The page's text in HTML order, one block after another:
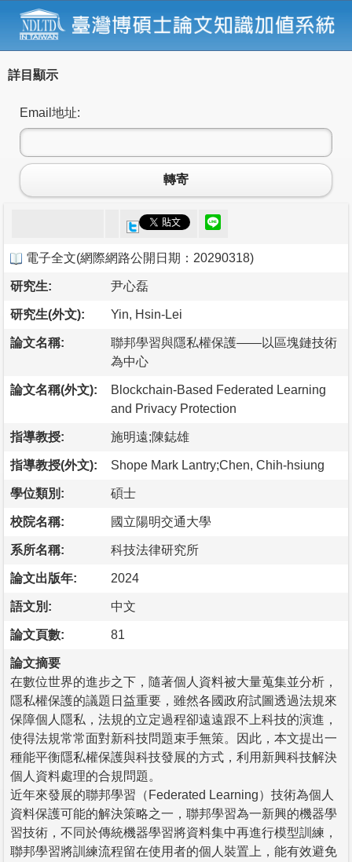
詳目顯示
Email地址:
轉寄
電子全文(網際網路公開日期：20290318)
研究生: 尹心磊
研究生(外文): Yin, Hsin-Lei
論文名稱:
聯邦學習與隱私權保護——以區塊鏈技術
為中心
論文名稱(外文):
Blockchain-Based Federated Learning
and Privacy Protection
指導教授: 施明遠;陳鋕雄
指導教授(外文): Shope Mark Lantry;Chen, Chih-hsiung
學位類別: 碩士
校院名稱: 國立陽明交通大學
系所名稱: 科技法律研究所
論文出版年: 2024
語文別: 中文
論文頁數: 81
論文摘要
在數位世界的進步之下，隨著個人資料被大量蒐集並分析，
隱私權保護的議題日益重要，雖然各國政府試圖透過法規來
保障個人隱私，法規的立定過程卻遠遠跟不上科技的演進，
使得法規常常面對新科技問題束手無策。因此，本文提出一
種能平衡隱私權保護與科技發展的方式，利用新興科技解決
個人資料處理的合規問題。
近年來發展的聯邦學習（Federated Learning）技術為個人
資料保護可能的解決策略之一，聯邦學習為一新興的機器學
習技術，不同於傳統機器學習將資料集中再進行模型訓練，
聯邦學習將訓練流程留在使用者的個人裝置上，能有效避免